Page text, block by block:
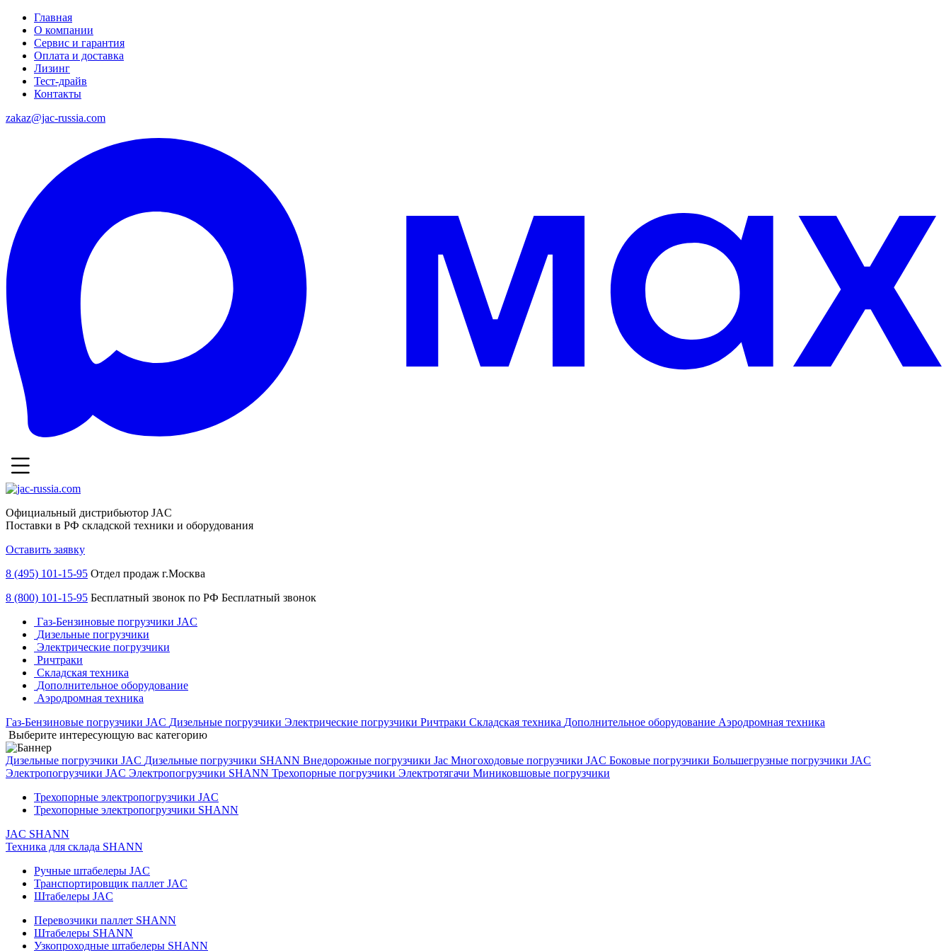
Главная
О компании
Сервис и гарантия
Оплата и доставка
Лизинг
Тест-драйв
Контакты
zakaz@jac-russia.com
Официальный дистрибьютор JAC
Поставки в РФ складской техники и оборудования
Оставить заявку
8 (495) 101-15-95 Отдел продаж г.Москва
8 (800) 101-15-95 Бесплатный звонок по РФ Бесплатный звонок
Газ-Бензиновые погрузчики JAC
Дизельные погрузчики
Электрические погрузчики
Ричтраки
Складская техника
Дополнительное оборудование
Аэродромная техника
Газ-Бензиновые погрузчики JAC Дизельные погрузчики Электрические погрузчики Ричтраки Складская техника Дополнительное оборудование Аэродромная техника
Выберите интересующую вас категорию
Дизельные погрузчики JAC Дизельные погрузчики SHANN Внедорожные погрузчики Jac Многоходовые погрузчики JAC Боковые погрузчики Большегрузные погрузчики JAC
Электропогрузчики JAC Электропогрузчики SHANN Трехопорные погрузчики Электротягачи Миниковшовые погрузчики
Трехопорные электропогрузчики JAC
Трехопорные электропогрузчики SHANN
JAC SHANN
Техника для склада SHANN
Ручные штабелеры JAC
Транспортировщик паллет JAC
Штабелеры JAC
Перевозчики паллет SHANN
Штабелеры SHANN
Узкопроходные штабелеры SHANN